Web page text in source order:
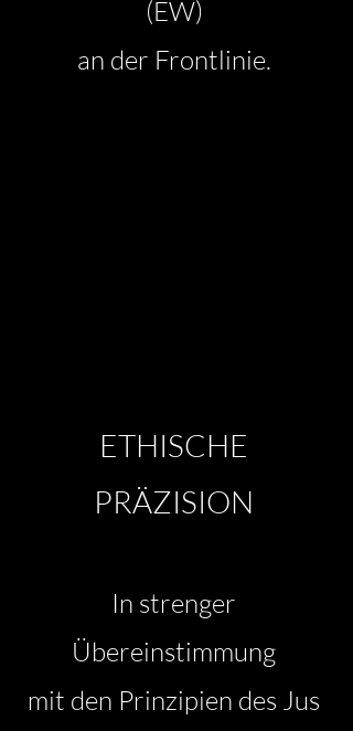
(EW)
an der Frontlinie.
ETHISCHE
PRÄZISION
In strenger
Übereinstimmung
mit den Prinzipien des Jus